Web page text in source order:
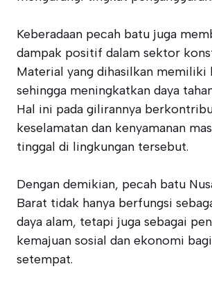
Keberadaan pecah batu juga
dampak positif dalam sektor
Material yang dihasilkan memiliki
sehingga meningkatkan daya
Hal ini pada gilirannya
keselamatan dan kenyamanan
tinggal di lingkungan tersebut.
Dengan demikian, pecah batu
Barat tidak hanya berfungsi
daya alam, tetapi juga sebagai
kemajuan sosial dan ekonomi
setempat.